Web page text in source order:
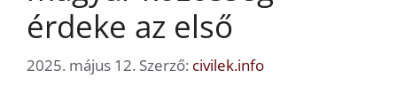
érdeke az első
2025. május 12. Szerző: civilek.info